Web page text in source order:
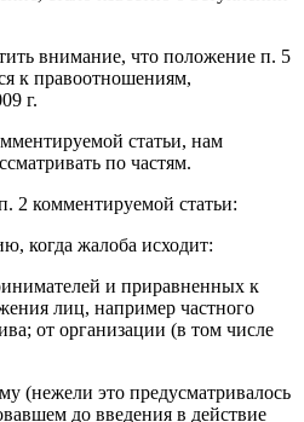
внимание, что положение п. 5
к правоотношениям,
г.
статьи, нам
по частям.
2 комментируемой статьи:
когда жалоба исходит:
и приравненных к
лиц, например частного
от организации (в том числе
(нежели это предусматривалось
до введения в действие